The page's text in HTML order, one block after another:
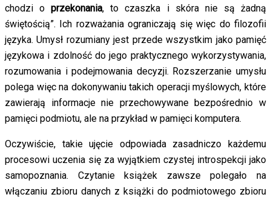
chodzi oprzekonania, to czaszka i skóra nie są żadną
świętością”. Ich rozważania ograniczają się więc do filozofii
języka. Umysł rozumiany jest przede wszystkim jako pamięć
językowa i zdolność do jego praktycznego wykorzystywania,
rozumowania i podejmowania decyzji. Rozszerzanie umysłu
polega więc na dokonywaniu takich operacji myślowych, które
zawierają informacje nie przechowywane bezpośrednio w
pamięci podmiotu, ale na przykład w pamięci komputera.
Oczywiście, takie ujęcie odpowiada zasadniczo każdemu
procesowi uczenia się za wyjątkiem czystej introspekcji jako
samopoznania. Czytanie książek zawsze polegało na
włączaniu zbioru danych z książki do podmiotowego zbioru